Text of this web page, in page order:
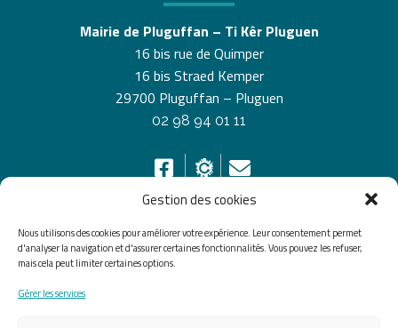
Gestion des cookies
Nous utilisons des cookies pour améliorer votre expérience. Leur consentement permet
d'analyser la navigation et d'assurer certaines fonctionnalités. Vous pouvez les refuser,
mais cela peut limiter certaines options.
Gérer les services
Mairie de Pluguffan – Ti Kêr Pluguen
16 bis rue de Quimper
16 bis Straed Kemper
29700 Pluguffan – Pluguen
02 98 94 01 11
HORAIRES D’OUVERTURE
Du lundi au vendredi de 8h30 à 12h30 et de 13h30 à